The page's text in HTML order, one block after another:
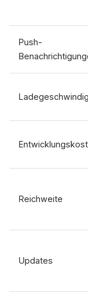
Push-
Reichweite
Updates